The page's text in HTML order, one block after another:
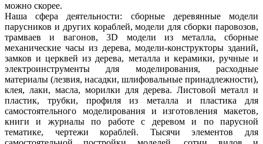
можно скорее.
Наша сфера деятельности: сборные деревянные модели
парусников и других кораблей, модели для сборки паровозов,
трамваев и вагонов, 3D модели из металла, сборные
механические часы из дерева, модели-конструкторы зданий,
замков и церквей из дерева, металла и керамики, ручные и
электроинструменты для моделирования, расходные
материалы (лезвия, насадки, шлифовальные принадлежности),
клея, лаки, масла, морилки для дерева. Листовой металл и
пластик, трубки, профиля из металла и пластика для
самостоятельного моделирования и изготовления макетов,
книги и журналы по работе с деревом и по парусной
тематике, чертежи кораблей. Тысячи элементов для